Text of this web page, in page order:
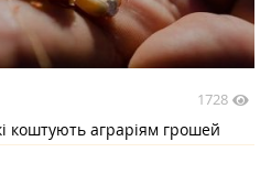
1728
коштують аграріям грошей